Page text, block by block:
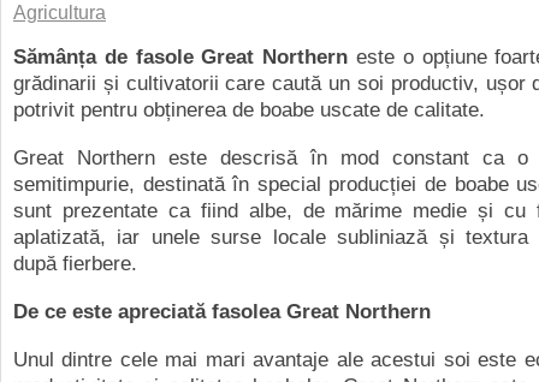
Agricultura
Sămânța de fasole Great Northern este o opțiune
grădinarii și cultivatorii care caută un soi productiv, ușor
potrivit pentru obținerea de boabe uscate de calitate.
Great Northern este descrisă în mod constant ca o
semitimpurie, destinată în special producției de boabe
sunt prezentate ca fiind albe, de mărime medie și cu
aplatizată, iar unele surse locale subliniază și textura
după fierbere.
De ce este apreciată fasolea Great Northern
Unul dintre cele mai mari avantaje ale acestui soi este